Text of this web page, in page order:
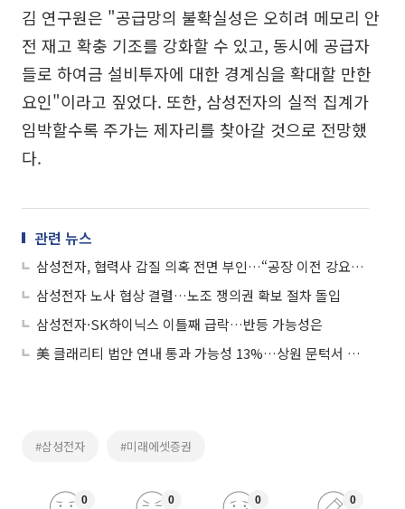
김 연구원은 "공급망의 불확실성은 오히려 메모리 안
전 재고 확충 기조를 강화할 수 있고, 동시에 공급자
들로 하여금 설비투자에 대한 경계심을 확대할 만한
요인"이라고 짚었다. 또한, 삼성전자의 실적 집계가
임박할수록 주가는 제자리를 찾아갈 것으로 전망했
다.
관련 뉴스
삼성전자, 협력사 갑질 의혹 전면 부인…“공장 이전 강요ㆍ법 위반 없다”
삼성전자 노사 협상 결렬…노조 쟁의권 확보 절차 돌입
삼성전자·SK하이닉스 이틀째 급락…반등 가능성은
美 클래리티 법안 연내 통과 가능성 13%…상원 문턱서 제동
#삼성전자 #미래에셋증권
0 0 0 0